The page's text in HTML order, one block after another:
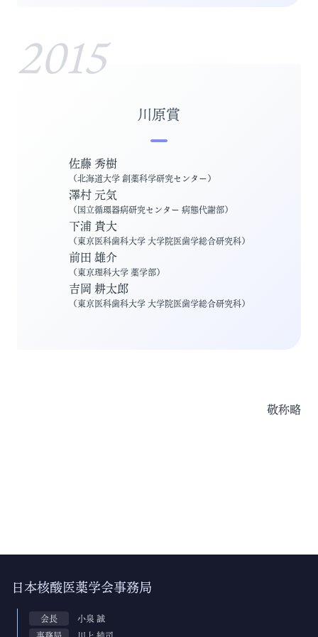
2015
川原賞
佐藤 秀樹
（北海道大学 創薬科学研究センター）
澤村 元気
（国立循環器病研究センター 病態代謝部）
下浦 貴大
（東京医科歯科大学 大学院医歯学総合研究科）
前田 雄介
（東京理科大学 薬学部）
吉岡 耕太郎
（東京医科歯科大学 大学院医歯学総合研究科）
敬称略
日本核酸医薬学会事務局
会長
小泉 誠